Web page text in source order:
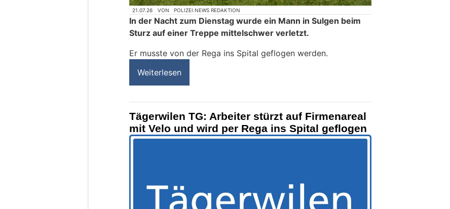
21.07.26 VON POLIZEI.NEWS REDAKTION
In der Nacht zum Dienstag wurde ein Mann in Sulgen beim
Sturz auf einer Treppe mittelschwer verletzt.
Er musste von der Rega ins Spital geflogen werden.
Weiterlesen
Tägerwilen TG: Arbeiter stürzt auf Firmenareal
mit Velo und wird per Rega ins Spital geflogen